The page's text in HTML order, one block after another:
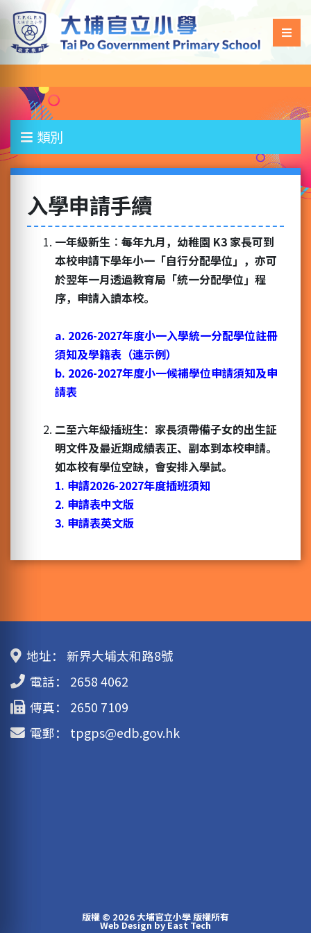
類別
入學申請手續
一年級新生︰每年九月，幼稚園 K3 家長可到
本校申請下學年小一「自行分配學位」，亦可
於翌年一月透過教育局「統一分配學位」程
序，申請入讀本校。
a. 2026-2027年度小一入學統一分配學位註冊
須知及學籍表（連示例）
b. 2026-2027年度小一候補學位申請須知及申
請表
二至六年級插班生：家長須帶備子女的出生証
明文件及最近期成績表正、副本到本校申請。
如本校有學位空缺，會安排入學試。
1. 申請2026-2027年度插班須知
2. 申請表中文版
3. 申請表英文版
地址：
新界大埔太和路8號
電話：
2658 4062
傳真：
2650 7109
電郵：
tpgps@edb.gov.hk
版權 © 2026 大埔官立小學 版權所有
Web DesignbyEast Tech